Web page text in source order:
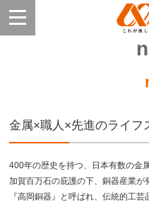
金属×職人×先進のライフ
400年の歴史を持つ、日本有数の金
加賀百万石の庇護の下、銅器産業
『高岡銅器』と呼ばれ、伝統的工芸